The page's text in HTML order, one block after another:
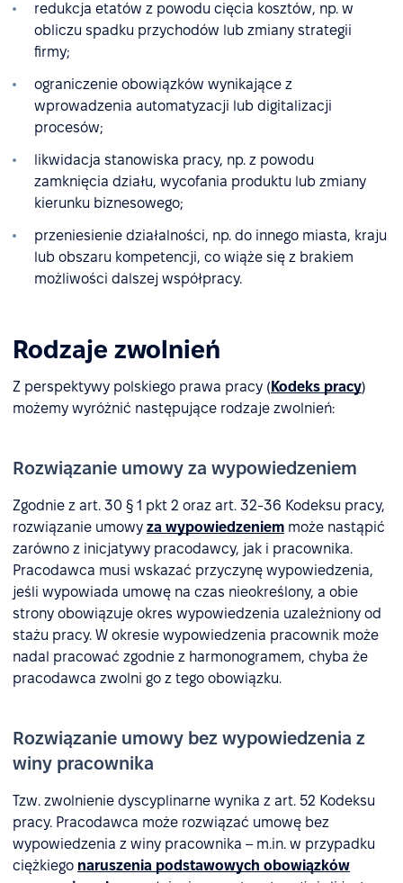
redukcja etatów z powodu cięcia kosztów, np. w
obliczu spadku przychodów lub zmiany strategii
firmy;
ograniczenie obowiązków wynikające z
wprowadzenia automatyzacji lub digitalizacji
procesów;
likwidacja stanowiska pracy, np. z powodu
zamknięcia działu, wycofania produktu lub zmiany
kierunku biznesowego;
przeniesienie działalności, np. do innego miasta, kraju
lub obszaru kompetencji, co wiąże się z brakiem
możliwości dalszej współpracy.
Rodzaje zwolnień
Z perspektywy polskiego prawa pracy ( Kodeks pracy)
możemy wyróżnić następujące rodzaje zwolnień:
Rozwiązanie umowy za wypowiedzeniem
Zgodnie z art. 30 § 1 pkt 2 oraz art. 32-36 Kodeksu pracy,
rozwiązanie umowy za wypowiedzeniem może nastąpić
zarówno z inicjatywy pracodawcy, jak i pracownika.
Pracodawca musi wskazać przyczynę wypowiedzenia,
jeśli wypowiada umowę na czas nieokreślony, a obie
strony obowiązuje okres wypowiedzenia uzależniony od
stażu pracy. W okresie wypowiedzenia pracownik może
nadal pracować zgodnie z harmonogramem, chyba że
pracodawca zwolni go z tego obowiązku.
Rozwiązanie umowy bez wypowiedzenia z
winy pracownika
Tzw. zwolnienie dyscyplinarne wynika z art. 52 Kodeksu
pracy. Pracodawca może rozwiązać umowę bez
wypowiedzenia z winy pracownika – m.in. w przypadku
ciężkiego naruszenia podstawowych obowiązków